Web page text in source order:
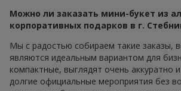
Можно ли заказать мини-букет из
корпоративных подарков в г.
Мы с радостью собираем такие заказы,
являются идеальным вариантом для
компактные, выглядят очень аккуратно
долгие официальные мероприятия без